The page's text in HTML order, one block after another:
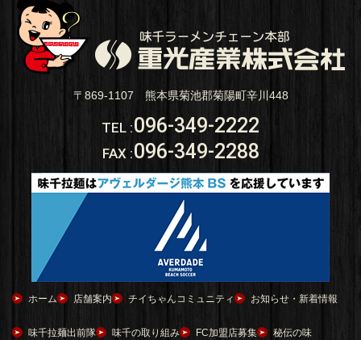
〒869-1107 熊本県菊池郡菊陽町辛川448
TEL :096-349-2222
FAX :096-349-2288
ホーム 店舗案内 チイちゃんコミュニティ お知らせ・新着情報
味千拉麺出前隊 味千の取り組み FC加盟店募集 秘伝の味